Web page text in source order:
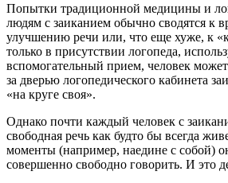
Попытки традиционной медицины и
людям с заиканием обычно сводятся к
улучшению речи или, что еще хуже, к
только в присутствии логопеда,
вспомогательный прием, человек
за дверью логопедического кабинета
«на круге своя».
Однако почти каждый человек с
свободная речь как будто бы всегда
моменты (например, наедине с собой)
совершенно свободно говорить. И это